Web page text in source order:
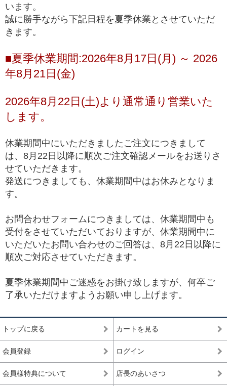
います。
誠に勝手ながら下記日程を夏季休業とさせていただ
きます。
■夏季休業期間:2026年8月17日(月) ～ 2026
年8月21日(金)
2026年8月22日(土)より通常通り営業いた
します。
休業期間中にいただきましたご注文につきまして
は、8月22日以降に順次ご注文確認メールをお送りさ
せていただきます。
発送につきましても、休業期間中はお休みとなりま
す。
お問合わせフォームにつきましては、休業期間中も
受付をさせていただいておりますが、休業期間中に
いただいたお問い合わせのご回答は、8月22日以降に
順次ご対応させていただきます。
夏季休業期間中ご迷惑をお掛け致しますが、何卒ご
了承いただけますようお願い申し上げます。
トップに戻る カートを見る
会員登録 ログイン
会員様特典について 店長のあいさつ